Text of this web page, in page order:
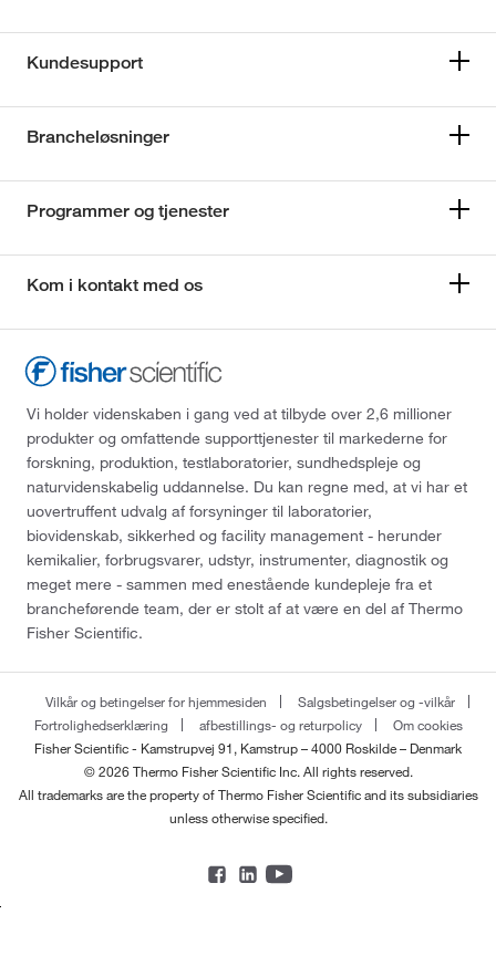
Kundesupport
Brancheløsninger
Programmer og tjenester
Kom i kontakt med os
Vi holder videnskaben i gang ved at tilbyde over 2,6 millioner
produkter og omfattende supporttjenester til markederne for
forskning, produktion, testlaboratorier, sundhedspleje og
naturvidenskabelig uddannelse. Du kan regne med, at vi har et
uovertruffent udvalg af forsyninger til laboratorier,
biovidenskab, sikkerhed og facility management - herunder
kemikalier, forbrugsvarer, udstyr, instrumenter, diagnostik og
meget mere - sammen med enestående kundepleje fra et
brancheførende team, der er stolt af at være en del af Thermo
Fisher Scientific.
Vilkår og betingelser for hjemmesiden
Salgsbetingelser og -vilkår
Fortrolighedserklæring
afbestillings- og returpolicy
Om cookies
Fisher Scientific - Kamstrupvej 91, Kamstrup – 4000 Roskilde – Denmark
© 2026 Thermo Fisher Scientific Inc. All rights reserved.
All trademarks are the property of Thermo Fisher Scientific and its subsidiaries
unless otherwise specified.